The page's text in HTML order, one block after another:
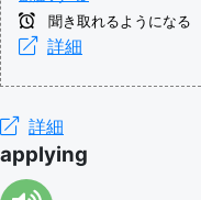
聞き取れるようになる
詳細
詳細
applying